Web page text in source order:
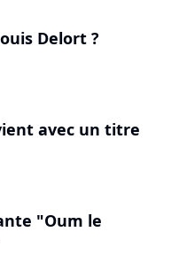
Delort ?
avec un titre
"Oum le